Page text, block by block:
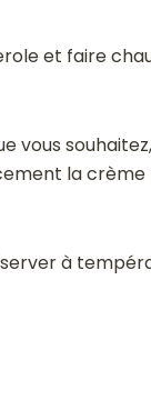
et faire
vous
la
à